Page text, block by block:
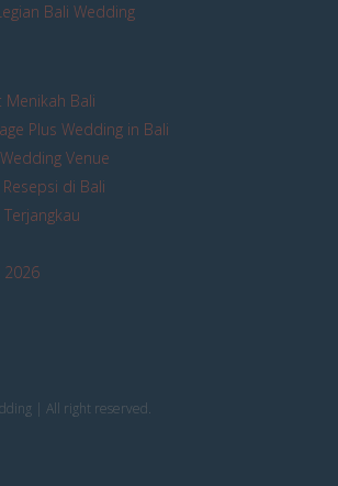
Bali Wedding
Menikah Bali
Plus Wedding in Bali
Venue
di Bali
2026
| All right reserved.